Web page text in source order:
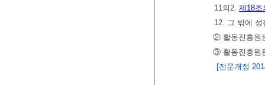
11의2. 제18조
12. 그 밖에
② 활동진흥원
③ 활동진흥원
[전문개정